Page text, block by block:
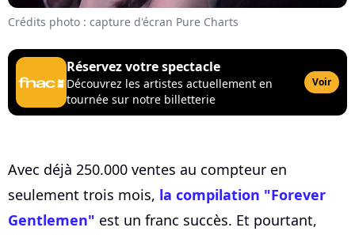
Crédits photo : capture d'écran Pure Charts
Réservez votre spectacle
Découvrez les artistes actuellement en
tournée sur notre billetterie
Voir
Avec déjà 250.000 ventes au compteur en
seulement trois mois, la compilation "Forever
Gentlemen" est un franc succès. Et pourtant,